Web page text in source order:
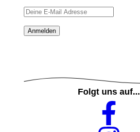
Folgt uns auf...